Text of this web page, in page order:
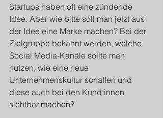
Startups haben oft eine zündende
Idee. Aber wie bitte soll man jetzt aus
der Idee eine Marke machen? Bei der
Zielgruppe bekannt werden, welche
Social Media-Kanäle sollte man
nutzen, wie eine neue
Unternehmenskultur schaffen und
diese auch bei den Kund:innen
sichtbar machen?